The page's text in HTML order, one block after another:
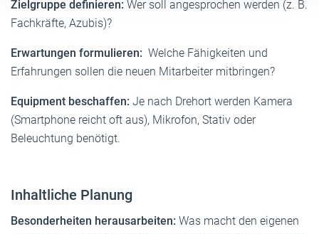
Zielgruppe definieren: Wer soll angesprochen werden (z. B.
Fachkräfte, Azubis)?
Erwartungen formulieren: Welche Fähigkeiten und
Erfahrungen sollen die neuen Mitarbeiter mitbringen?
Equipment beschaffen: Je nach Drehort werden Kamera
(Smartphone reicht oft aus), Mikrofon, Stativ oder
Beleuchtung benötigt.
Inhaltliche Planung
Besonderheiten herausarbeiten: Was macht den eigenen